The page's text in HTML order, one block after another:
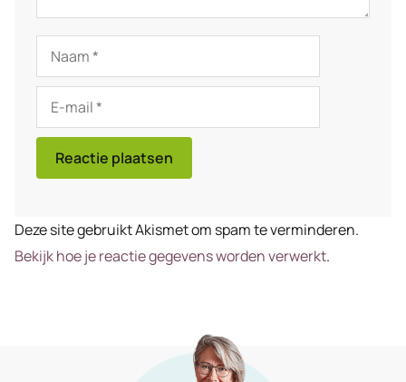
Naam
mail
Deze site gebruikt Akismet om spam te verminderen.
Bekijk hoe je reactie gegevens worden verwerkt.